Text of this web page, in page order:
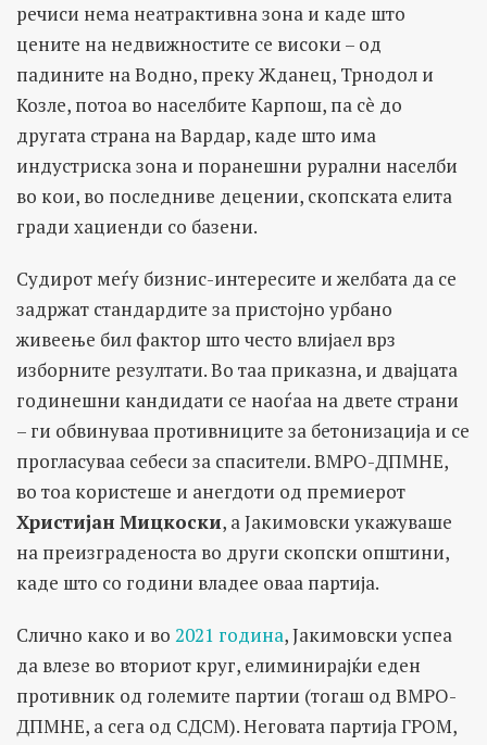
речиси нема неатрактивна зона и каде што
цените на недвижностите се високи – од
падините на Водно, преку Жданец, Трнодол и
Козле, потоа во населбите Карпош, па сè до
другата страна на Вардар, каде што има
индустриска зона и поранешни рурални населби
во кои, во последниве децении, скопската елита
гради хациенди со базени.
Судирот меѓу бизнис-интересите и желбата да се
задржат стандардите за пристојно урбано
живеење бил фактор што често влијаел врз
изборните резултати. Во таа приказна, и двајцата
годинешни кандидати се наоѓаа на двете страни
– ги обвинуваа противниците за бетонизација и се
прогласуваа себеси за спасители. ВМРО-ДПМНЕ,
во тоа користеше и анегдоти од премиерот
Христијан Мицкоски, а Јакимовски укажуваше
на преизграденоста во други скопски општини,
каде што со години владее оваа партија.
Слично како и во 2021 година, Јакимовски успеа
да влезе во вториот круг, елиминирајќи еден
противник од големите партии (тогаш од ВМРО-
ДПМНЕ, а сега од СДСМ). Неговата партија ГРОМ,